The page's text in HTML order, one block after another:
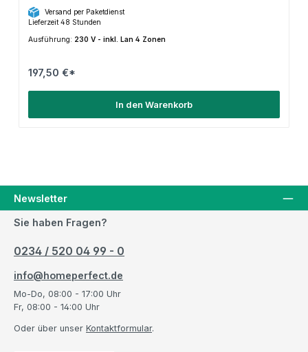
Versand per Paketdienst
Lieferzeit 48 Stunden
Ausführung: 230 V - inkl. Lan 4 Zonen
197,50 €*
In den Warenkorb
Newsletter
Sie haben Fragen?
0234 / 520 04 99 - 0
info@homeperfect.de
Mo-Do, 08:00 - 17:00 Uhr
Fr, 08:00 - 14:00 Uhr
Oder über unser Kontaktformular.